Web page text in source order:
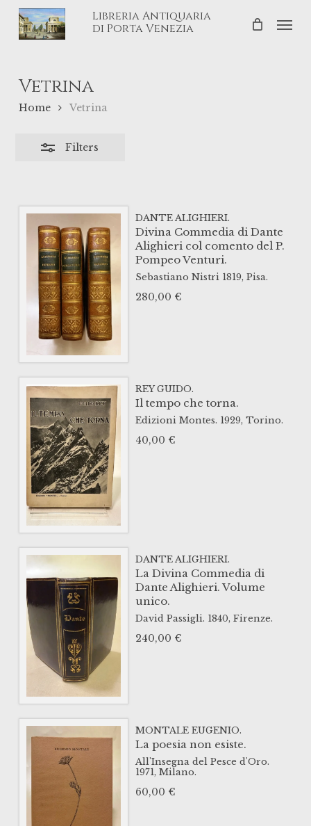
Skip
Libreria Antiquaria
di Porta Venezia
Vetrina
Home Vetrina
Filters
DANTE ALIGHIERI.
Divina Commedia di Dante
Alighieri col comento del P.
Pompeo Venturi.
Sebastiano Nistri1819, Pisa.
280,00 €
REY GUIDO.
Il tempo che torna.
Edizioni Montes. 1929, Torino.
40,00 €
DANTE ALIGHIERI.
La Divina Commedia di
Dante Alighieri. Volume
unico.
David Passigli. 1840, Firenze.
240,00 €
MONTALE EUGENIO.
La poesia non esiste.
All'Insegna del Pesce d'Oro.
1971, Milano.
60,00 €
Close